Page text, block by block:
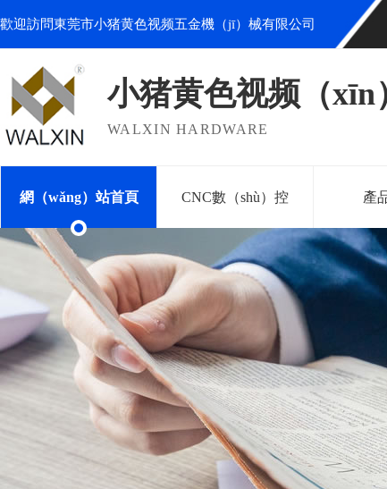
歡迎訪問東莞市小猪黄色视频五金機（jī）械有限公司
小猪黄色视频（xīn
WALXIN HARDWARE
網（wǎng）站首頁 CNC數（shù）控 產